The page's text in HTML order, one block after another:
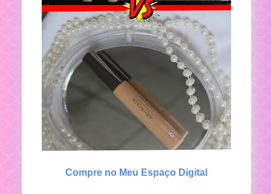
Compre no Meu Espaço Digital